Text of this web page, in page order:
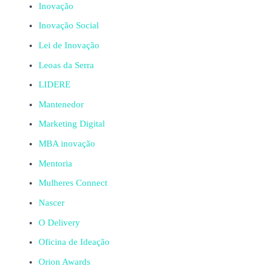
Inovação
Inovação Social
Lei de Inovação
Leoas da Serra
LIDERE
Mantenedor
Marketing Digital
MBA inovação
Mentoria
Mulheres Connect
Nascer
O Delivery
Oficina de Ideação
Orion Awards